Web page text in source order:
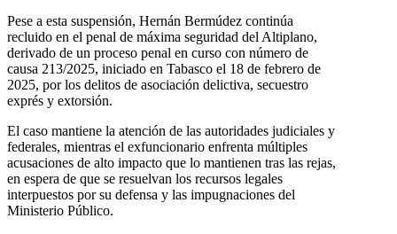
Pese a esta suspensión, Hernán Bermúdez continúa
recluido en el penal de máxima seguridad del Altiplano,
derivado de un proceso penal en curso con número de
causa 213/2025, iniciado en Tabasco el 18 de febrero de
2025, por los delitos de asociación delictiva, secuestro
exprés y extorsión.
El caso mantiene la atención de las autoridades judiciales y
federales, mientras el exfuncionario enfrenta múltiples
acusaciones de alto impacto que lo mantienen tras las rejas,
en espera de que se resuelvan los recursos legales
interpuestos por su defensa y las impugnaciones del
Ministerio Público.